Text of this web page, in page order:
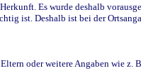
Es wurde deshalb
ist. Deshalb ist bei der
oder weitere Angaben wie z.